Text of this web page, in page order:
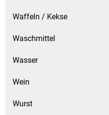
Waffeln / Kekse
Waschmittel
Wasser
Wein
Wurst